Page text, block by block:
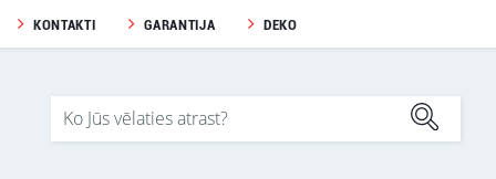
KONTAKTI GARANTIJA DEKO